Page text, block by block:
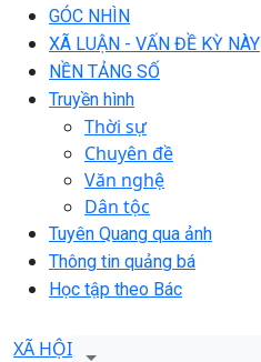
GÓC NHÌN
XÃ LUẬN - VẤN ĐỀ KỲ NÀY
NỀN TẢNG SỐ
Truyền hình
Thời sự
Chuyên đề
Văn nghệ
Dân tộc
Tuyên Quang qua ảnh
Thông tin quảng bá
Học tập theo Bác
XÃ HỘI